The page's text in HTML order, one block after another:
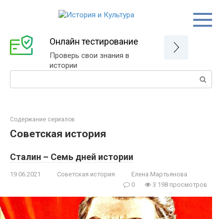
Онлайн тестирование
Проверь свои знания в
истории
Поиск:
Содержание сериалов
Советская история
Сталин – Семь дней истории
19.06.2021 Советская история
Елена Мартьянова
0
3 198 просмотров